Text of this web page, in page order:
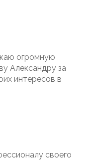
огромную
Александру за
интересов в
своего